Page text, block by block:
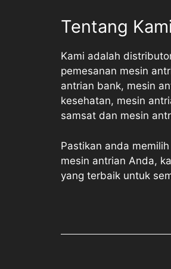
Tentang Kami
Kami adalah
pemesanan mesin
antrian bank, mesin
kesehatan, mesin
samsat dan mesin
Pastikan anda
mesin antrian Anda,
yang terbaik untuk